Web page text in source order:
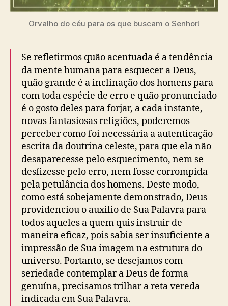
Orvalho do céu para os que buscam o Senhor!
Se refletirmos quão acentuada é a tendência
da mente humana para esquecer a Deus,
quão grande é a inclinação dos homens para
com toda espécie de erro e quão pronunciado
é o gosto deles para forjar, a cada instante,
novas fantasiosas religiões, poderemos
perceber como foi necessária a autenticação
escrita da doutrina celeste, para que ela não
desaparecesse pelo esquecimento, nem se
desfizesse pelo erro, nem fosse corrompida
pela petulância dos homens. Deste modo,
como está sobejamente demonstrado, Deus
providenciou o auxilio de Sua Palavra para
todos aqueles a quem quis instruir de
maneira eficaz, pois sabia ser insuficiente a
impressão de Sua imagem na estrutura do
universo. Portanto, se desejamos com
seriedade contemplar a Deus de forma
genuína, precisamos trilhar a reta vereda
indicada em Sua Palavra.